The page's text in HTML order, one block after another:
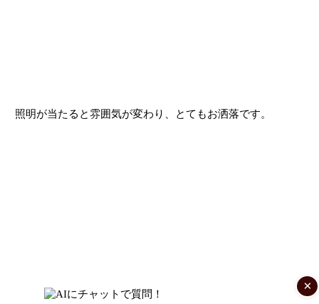
照明が当たると雰囲気が変わり、とてもお洒落です。
×